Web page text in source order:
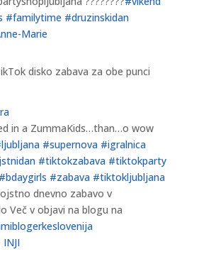
#familytime #druzinskidan
Marie
disko zabava za obe punci
in a ZummaKids…than…o wow
#supernova #igralnica
#tiktokzabava #tiktokparty
#bdaygirls #zabava #tiktokljubljana
dnevno zabavo v
Več v objavi na blogu na